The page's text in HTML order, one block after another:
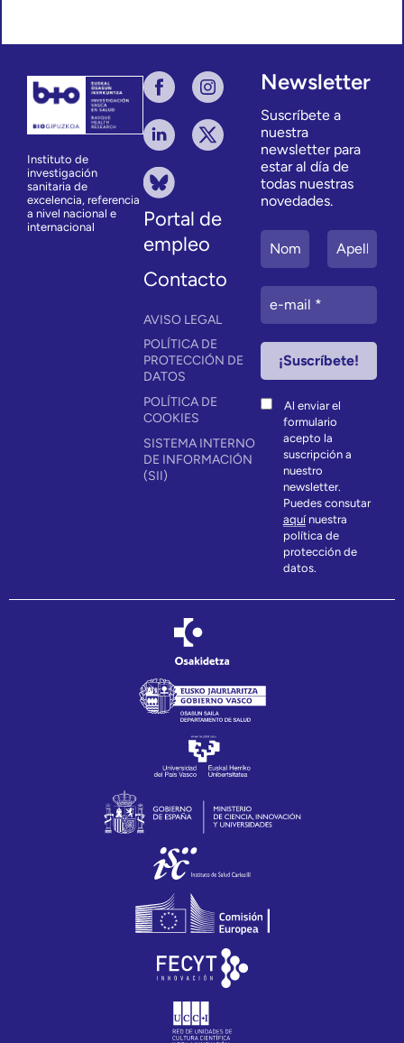
Instituto de
investigación
sanitaria de
excelencia, referencia
a nivel nacional e
internacional
Portal de
empleo
Contacto
AVISO LEGAL
POLÍTICA DE
PROTECCIÓN DE
DATOS
POLÍTICA DE
COOKIES
SISTEMA INTERNO
DE INFORMACIÓN
(SII)
Newsletter
Suscríbete a
nuestra
newsletter para
estar al día de
todas nuestras
novedades.
Al enviar el
formulario
acepto la
suscripción a
nuestro
newsletter.
Puedes consutar
aquínuestra
política de
protección de
datos.